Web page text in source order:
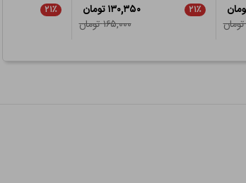
۲۱٪
۱۳۰,۳۵۰ تومان
۱۶۵,۰۰۰ تومان
۲۱٪